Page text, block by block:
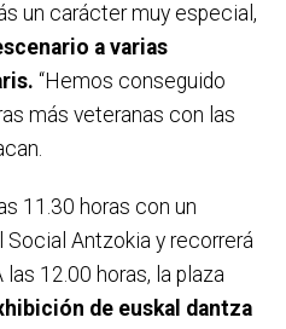
un carácter muy especial,
a varias
“Hemos conseguido
más veteranas con las
11.30 horas con un
Social Antzokia y recorrerá
12.00 horas, la plaza
de euskal dantza